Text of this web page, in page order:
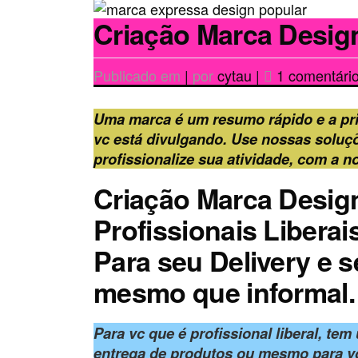
Criação Marca
Publicado em | porcytau | 1
Uma marca é um resumo rápido e a
vc está divulgando. Use nossas
profissionalize sua atividade, com a
Criação Marca
Profissionais
Para seu Delivery e
mesmo que informal.
Para vc que é profissional liberal,
entrega de produtos ou mesmo para